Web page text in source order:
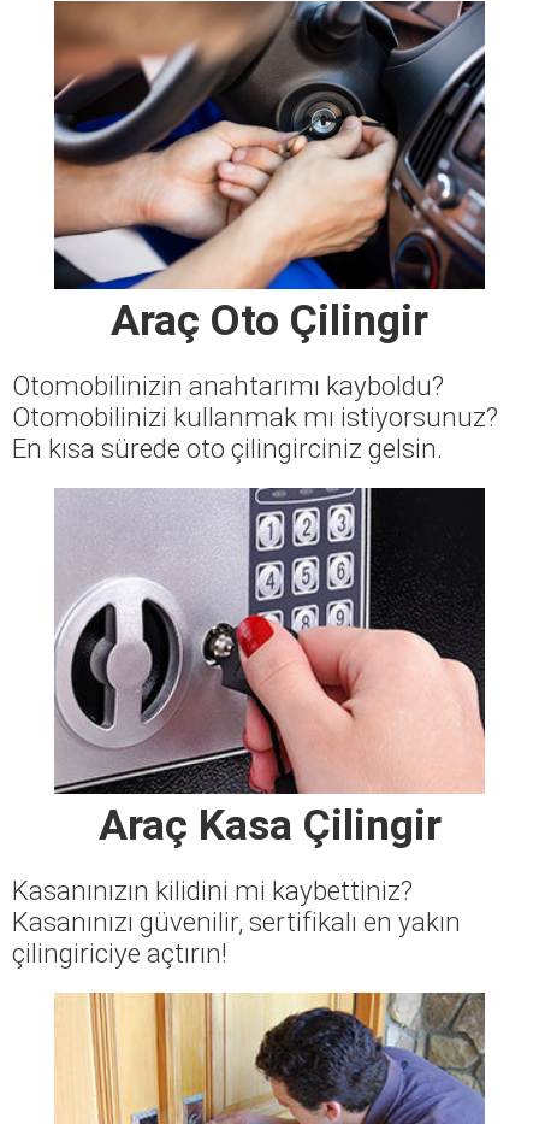
Araç Oto Çilingir
Otomobilinizin anahtarımı kayboldu?
Otomobilinizi kullanmak mı istiyorsunuz?
En kısa sürede oto çilingirciniz gelsin.
Araç Kasa Çilingir
Kasanınızın kilidini mi kaybettiniz?
Kasanınızı güvenilir, sertifikalı en yakın
çilingiriciye açtırın!